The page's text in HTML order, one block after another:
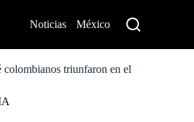
Noticias México
triunfaron en el